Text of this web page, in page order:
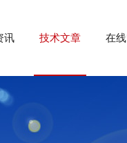
讯 技术文章 在